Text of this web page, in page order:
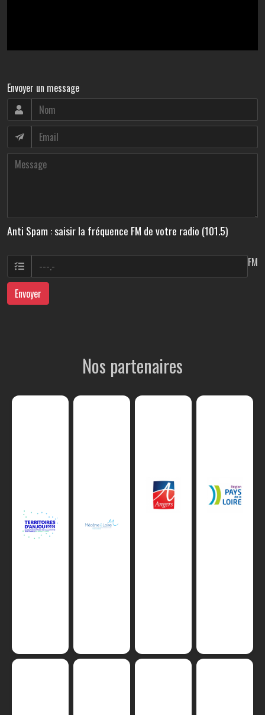
Envoyer un message
Anti Spam : saisir la fréquence FM de votre radio (101.5)
FM
Envoyer
Nos partenaires